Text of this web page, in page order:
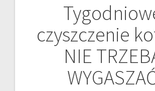
czyszczenie
NIE